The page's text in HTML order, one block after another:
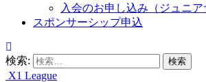
入会のお申し込み（ジュニア
スポンサーシップ申込
検索:
X1 League